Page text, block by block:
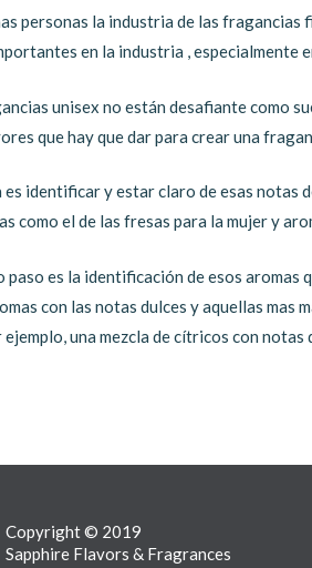
personas la industria de las
en la industria , especialmente
unisex no están desafiante como
que hay que dar para crear una
es identificar y estar claro de esas notas
como el de las fresas para la mujer y
paso es la identificación de esos
con las notas dulces y aquellas
ejemplo, una mezcla de cítricos con
Copyright © 2019
Sapphire Flavors & Fragrances